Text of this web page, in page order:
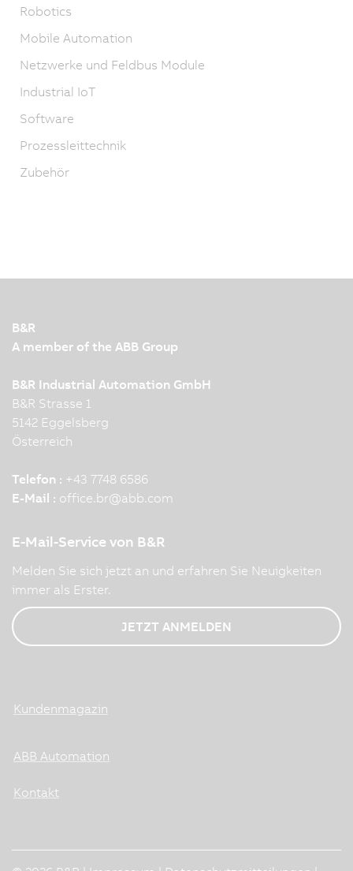
Robotics
Mobile Automation
Netzwerke und Feldbus Module
Industrial IoT
Software
Prozessleittechnik
Zubehör
B&R
A member of the ABB Group
B&R Industrial Automation GmbH
B&R Strasse 1
5142 Eggelsberg
Österreich
Telefon : +43 7748 6586
E-Mail : office.br@abb.com
E-Mail-Service von B&R
Melden Sie sich jetzt an und erfahren Sie Neuigkeiten
immer als Erster.
JETZT ANMELDEN
Kundenmagazin
ABB Automation
Kontakt